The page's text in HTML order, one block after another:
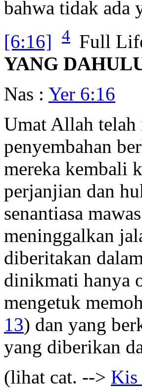
bahwa tidak ada
[6:16]
4 Full
YANG
Nas : Yer 6:16
Umat Allah telah
penyembahan
mereka kembali
perjanjian dan
senantiasa
meninggalkan
diberitakan
dinikmati hanya
mengetuk
13) dan yang
yang diberikan
(lihat cat. --> Kis